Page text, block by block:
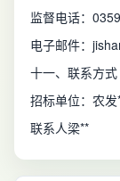
监督电话：
电子邮件：
十一、联系方式
招标单位：农
联系人梁**